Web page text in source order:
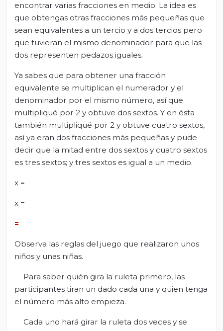
encontrar varias fracciones en medio. La idea es
que obtengas otras fracciones más pequeñas que
sean equivalentes a un tercio y a dos tercios pero
que tuvieran el mismo denominador para que las
dos representen pedazos iguales.
Ya sabes que para obtener una fracción
equivalente se multiplican el numerador y el
denominador por el mismo número, así que
multipliqué por 2 y obtuve dos sextos. Y en ésta
también multipliqué por 2 y obtuve cuatro sextos,
así ya eran dos fracciones más pequeñas y pude
decir que la mitad entre dos sextos y cuatro sextos
es tres sextos; y tres sextos es igual a un medio.
x =
x =
=
Observa las reglas del juego que realizaron unos
niños y unas niñas.
Para saber quién gira la ruleta primero, las
participantes tiran un dado cada una y quien tenga
el número más alto empieza.
Cada uno hará girar la ruleta dos veces y se